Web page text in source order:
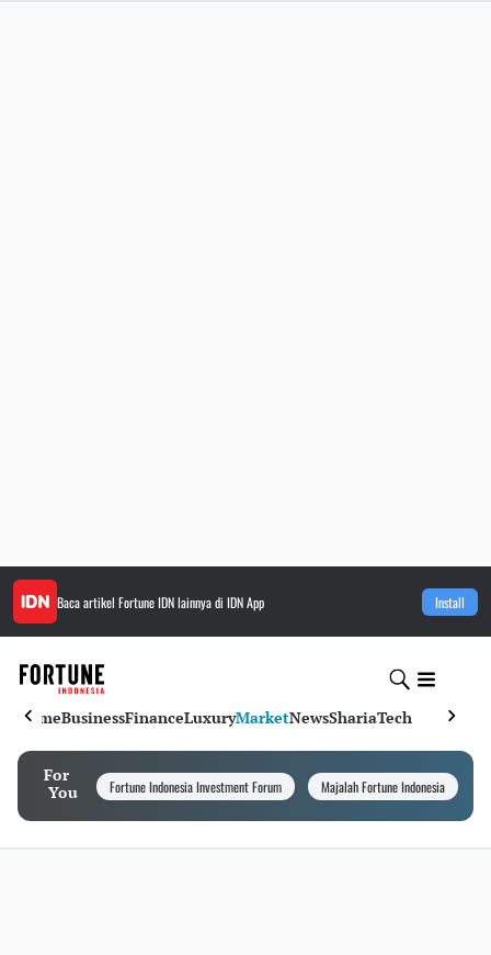
Baca artikel Fortune IDNlainnya di IDN App Install
HomeBusinessFinanceLuxuryMarketNewsShariaTech
For
You
Fortune Indonesia Investment Forum Majalah Fortune Indonesia